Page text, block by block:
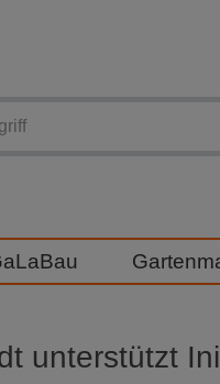
unterstützt